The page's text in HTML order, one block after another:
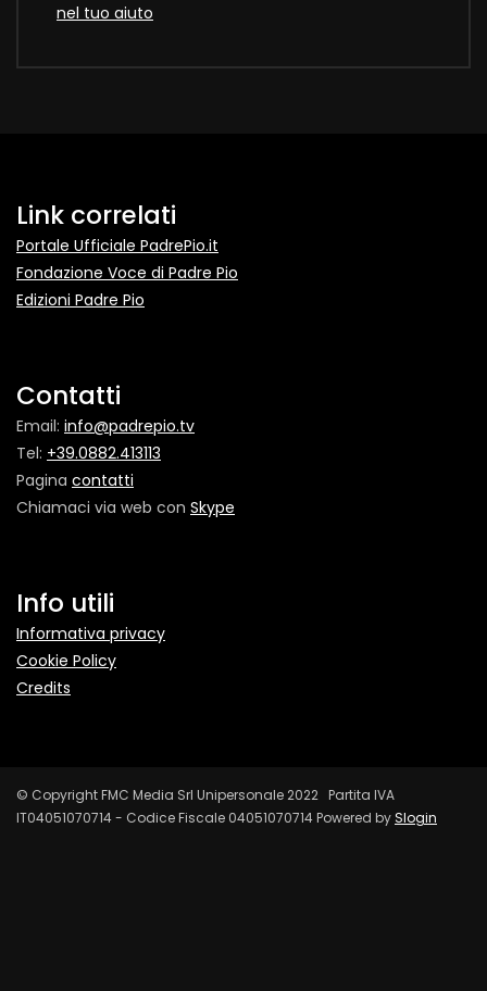
nel tuo aiuto
Link correlati
Portale Ufficiale PadrePio.it
Fondazione Voce di Padre Pio
Edizioni Padre Pio
Contatti
Email: info@padrepio.tv
Tel: +39.0882.413113
Pagina contatti
Chiamaci via web con Skype
Info utili
Informativa privacy
Cookie Policy
Credits
© Copyright FMC Media Srl Unipersonale 2022 Partita IVA
IT04051070714 - Codice Fiscale 04051070714 Powered bySlogin